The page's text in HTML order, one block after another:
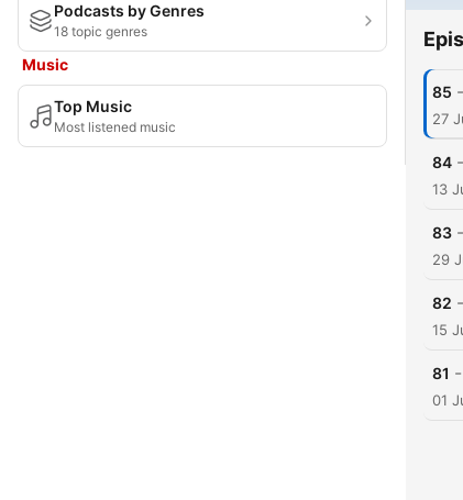
Podcasts by Genres
18 topic genres
Music
Top Music
Most listened music
85 -
27
84 -
13
83 -
29
82 -
15
81 -
01